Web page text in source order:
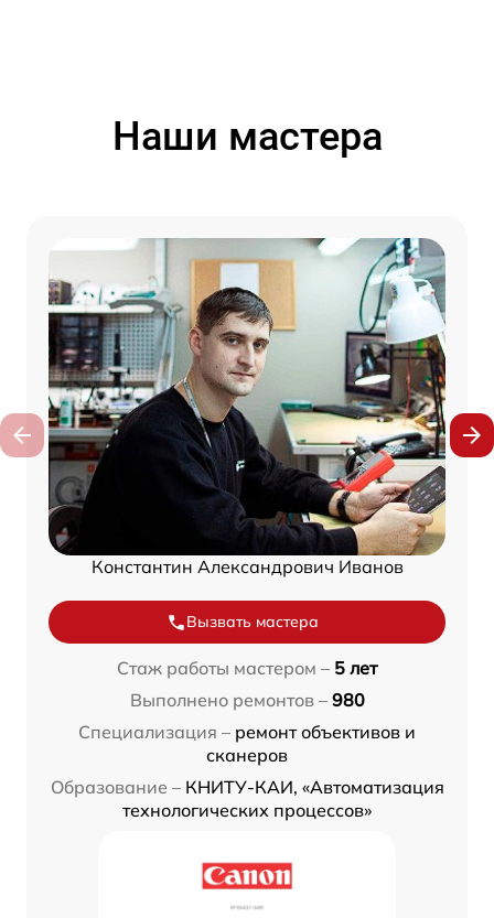
Наши мастера
Константин Александрович Иванов
Вызвать мастера
Стаж работы мастером – 5 лет
Выполнено ремонтов – 980
Специализация – ремонт объективов и
сканеров
Образование – КНИТУ-КАИ, «Автоматизация
технологических процессов»